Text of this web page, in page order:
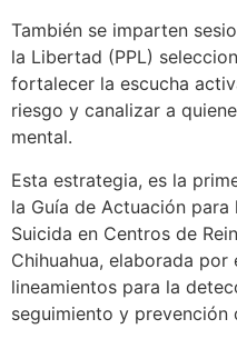
También se imparten
la Libertad (PPL)
fortalecer la escucha
riesgo y canalizar a
mental.
Esta estrategia, es la
la Guía de Actuación
Suicida en Centros de
Chihuahua, elaborada
lineamientos para la
seguimiento y prevención